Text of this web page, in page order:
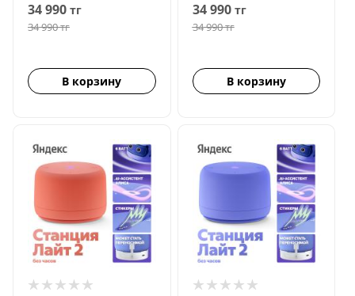
34 990 тг
34 990тг
В корзину
34 990тг
34 990тг
В корзину